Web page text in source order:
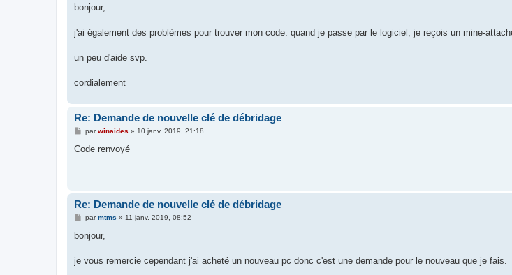
s
g
bonjour,
j'ai également des problèmes pour trouver mon code. quand je passe par le logiciel, je reçois un mine-
un peu d'aide svp.
cordialement
Re: Demande de nouvelle clé de débridage
M
s
parwinaides » 10 janv. 2019, 21:18
Code renvoyé
Re: Demande de nouvelle clé de débridage
M
s
g
parmtms » 11 janv. 2019, 08:52
bonjour,
je vous remercie cependant j'ai acheté un nouveau pc donc c'est une demande pour le nouveau que je fais.